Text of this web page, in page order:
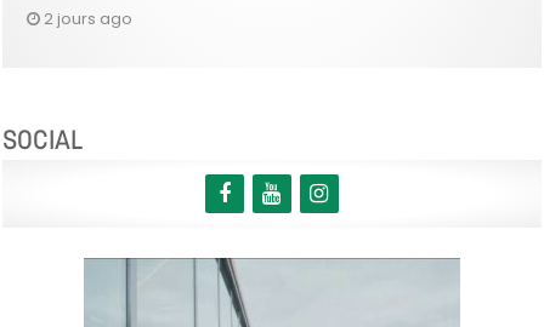
2 jours ago
SOCIAL